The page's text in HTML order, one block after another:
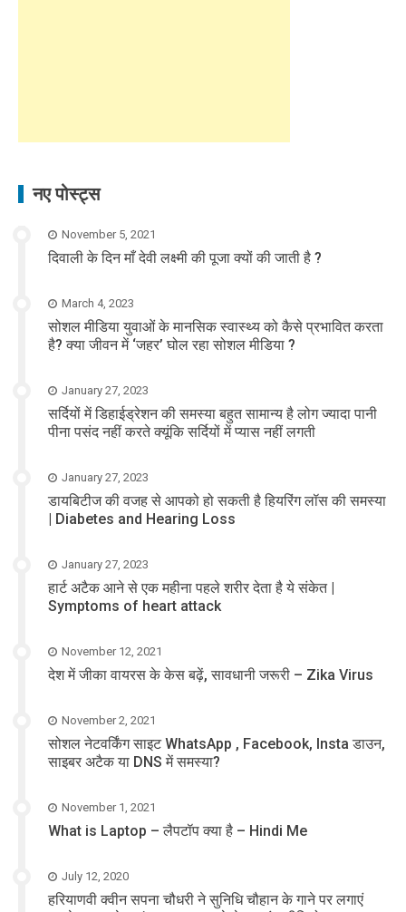
नए पोस्ट्स
November 5, 2021
दिवाली के दिन माँ देवी लक्ष्मी की पूजा क्यों की जाती है ?
March 4, 2023
सोशल मीडिया युवाओं के मानसिक स्वास्थ्य को कैसे प्रभावित करता
है? क्या जीवन में ‘जहर’ घोल रहा सोशल मीडिया ?
January 27, 2023
सर्दियों में डिहाईड्रेशन की समस्या बहुत सामान्य है लोग ज्यादा पानी
पीना पसंद नहीं करते क्यूंकि सर्दियों में प्यास नहीं लगती
January 27, 2023
डायबिटीज की वजह से आपको हो सकती है हियरिंग लॉस की समस्या
| Diabetes and Hearing Loss
January 27, 2023
हार्ट अटैक आने से एक महीना पहले शरीर देता है ये संकेत |
Symptoms of heart attack
November 12, 2021
देश में जीका वायरस के केस बढ़ें, सावधानी जरूरी – Zika Virus
November 2, 2021
सोशल नेटवर्किंग साइट WhatsApp , Facebook, Insta डाउन,
साइबर अटैक या DNS में समस्या?
November 1, 2021
What is Laptop – लैपटॉप क्या है – Hindi Me
July 12, 2020
हरियाणवी क्वीन सपना चौधरी ने सुनिधि चौहान के गाने पर लगाएं